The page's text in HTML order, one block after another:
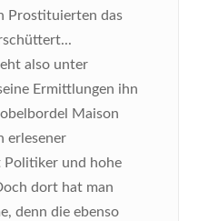
Prostituierten das
also unter
Ermittlungen ihn
Maison
erlesener
Politiker und hohe
dort hat man
denn die ebenso